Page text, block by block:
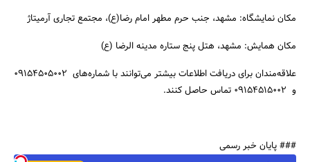
جستجو
مکان نمایشگاه: مشهد، جنب حرم مطهر امام رضا(ع)، مجتمع تجاری آرمیتاژ
مکان همایش: مشهد، هتل پنج ستاره مدینه الرضا (ع)
علاقه‌مندان برای دریافت اطلاعات بیشتر می‌توانند با شماره‌های 09154505002
و 09154515002 تماس حاصل کنند.
### پایان خبر رسمی